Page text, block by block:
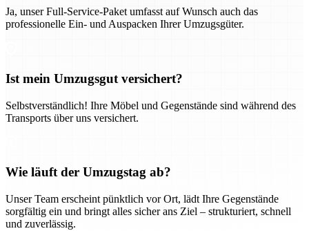
Ja, unser Full-Service-Paket umfasst auf Wunsch auch das
professionelle Ein- und Auspacken Ihrer Umzugsgüter.
Ist mein Umzugsgut versichert?
Selbstverständlich! Ihre Möbel und Gegenstände sind während des
Transports über uns versichert.
Wie läuft der Umzugstag ab?
Unser Team erscheint pünktlich vor Ort, lädt Ihre Gegenstände
sorgfältig ein und bringt alles sicher ans Ziel – strukturiert, schnell
und zuverlässig.